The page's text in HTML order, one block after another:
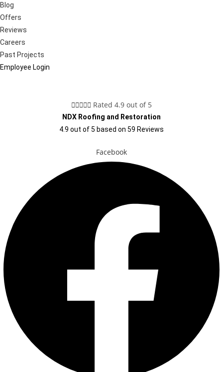
Blog
Offers
Reviews
Careers
Past Projects
Employee Login
 Rated 4.9 out of 5
NDX Roofing and Restoration
4.9 out of5 based on 59 Reviews
Facebook